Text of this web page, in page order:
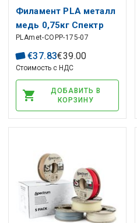
Филамент PLA металл
медь 0,75кг Спектр
PLAmet-COPP-175-07
€37.83€39.00
Стоимость с НДС
ДОБАВИТЬ В
КОРЗИНУ